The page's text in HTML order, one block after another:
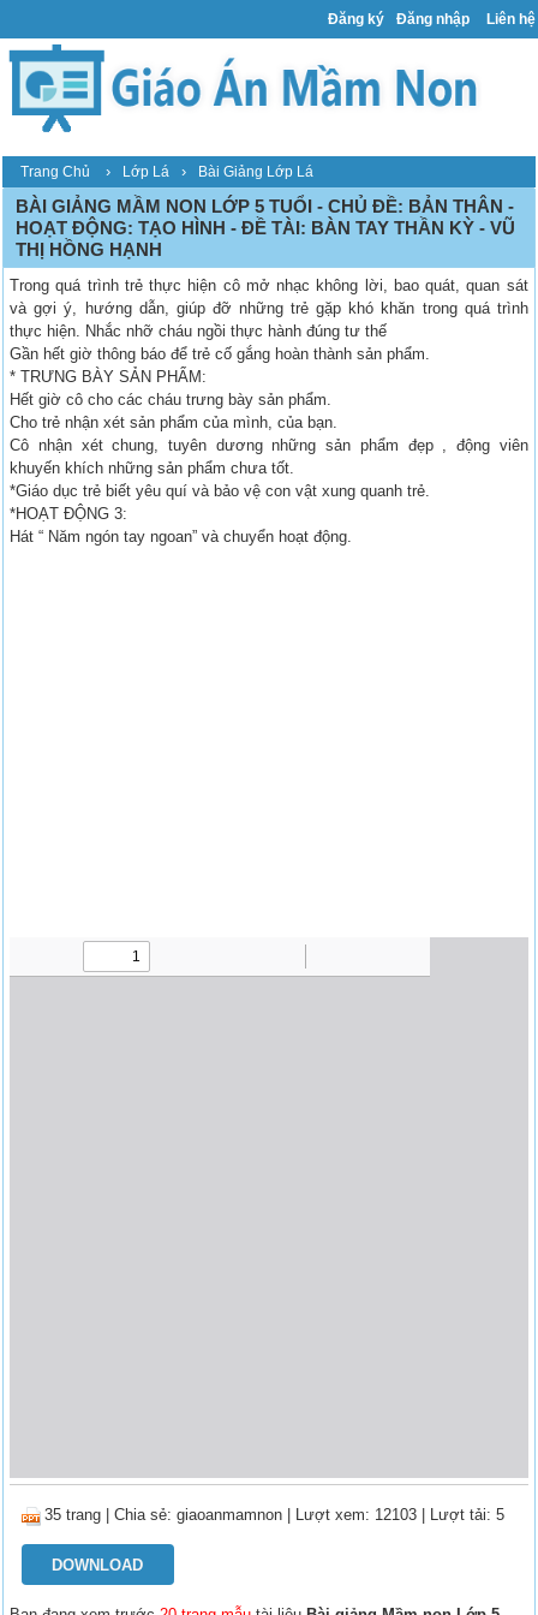
Đăng ký Đăng nhập Liên hệ
Trang Chủ › Lớp Lá › Bài Giảng Lớp Lá
BÀI GIẢNG MẦM NON LỚP 5 TUỔI - CHỦ ĐỀ: BẢN THÂN -
HOẠT ĐỘNG: TẠO HÌNH - ĐỀ TÀI: BÀN TAY THẦN KỲ - VŨ
THỊ HỒNG HẠNH
Trong quá trình trẻ thực hiện cô mở nhạc không lời, bao quát, quan sát
và gợi ý, hướng dẫn, giúp đỡ những trẻ gặp khó khăn trong quá trình
thực hiện. Nhắc nhỡ cháu ngồi thực hành đúng tư thế
Gần hết giờ thông báo để trẻ cố gắng hoàn thành sản phẩm.
* TRƯNG BÀY SẢN PHẨM:
Hết giờ cô cho các cháu trưng bày sản phẩm.
Cho trẻ nhận xét sản phẩm của mình, của bạn.
Cô nhận xét chung, tuyên dương những sản phẩm đẹp , động viên
khuyến khích những sản phẩm chưa tốt.
*Giáo dục trẻ biết yêu quí và bảo vệ con vật xung quanh trẻ.
*HOẠT ĐỘNG 3:
Hát “ Năm ngón tay ngoan” và chuyển hoạt động.
35 trang |Chia sẻ:giaoanmamnon | Lượt xem: 12103 | Lượt tải: 5
DOWNLOAD